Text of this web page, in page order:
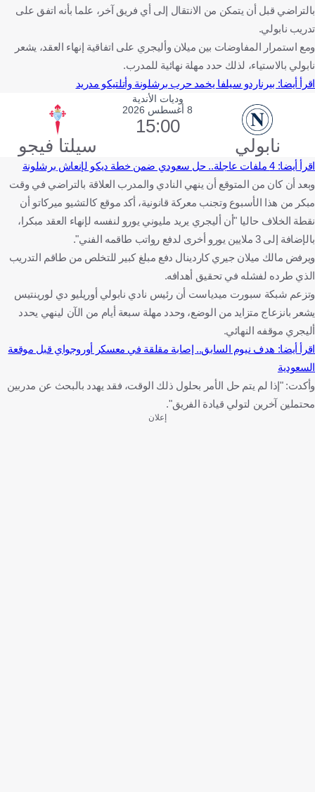
بالتراضي قبل أن يتمكن من الانتقال إلى أي فريق آخر، علما بأنه اتفق على
تدريب نابولي.
ومع استمرار المفاوضات بين ميلان وأليجري على اتفاقية إنهاء العقد، يشعر
نابولي بالاستياء، لذلك حدد مهلة نهائية للمدرب.
اقرأ أيضا: بيرناردو سيلفا يخمد حرب برشلونة وأتلتيكو مدريد
وديات الأندية
نابولي
8 أغسطس 2026
15:00
سيلتا فيجو
اقرأ أيضا: 4 ملفات عاجلة.. حل سعودي ضمن خطة ديكو لإنعاش برشلونة
وبعد أن كان من المتوقع أن ينهي النادي والمدرب العلاقة بالتراضي في وقت
مبكر من هذا الأسبوع وتجنب معركة قانونية، أكد موقع كالتشيو ميركاتو أن
نقطة الخلاف حاليا "أن أليجري يريد مليوني يورو لنفسه لإنهاء العقد مبكرا،
بالإضافة إلى 3 ملايين يورو أخرى لدفع رواتب طاقمه الفني".
ويرفض مالك ميلان جيري كاردينال دفع مبلغ كبير للتخلص من طاقم التدريب
الذي طرده لفشله في تحقيق أهدافه.
وتزعم شبكة سبورت ميدياست أن رئيس نادي نابولي أوريليو دي لورينتيس
يشعر بانزعاج متزايد من الوضع، وحدد مهلة سبعة أيام من الآن لينهي يحدد
أليجري موقفه النهائي.
اقرأ أيضا: هدف نيوم السابق.. إصابة مقلقة في معسكر أوروجواي قبل موقعة
السعودية
وأكدت: "إذا لم يتم حل الأمر بحلول ذلك الوقت، فقد يهدد بالبحث عن مدربين
محتملين آخرين لتولي قيادة الفريق".
إعلان